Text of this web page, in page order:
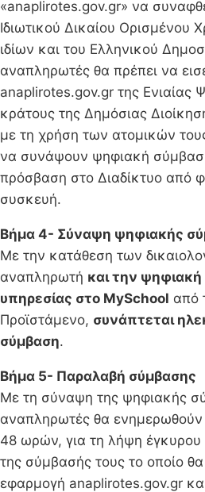
«anaplirotes.gov.gr» να
Ιδιωτικού Δικαίου Ορισμένου
ιδίων και του Ελληνικού
αναπληρωτές θα πρέπει να
anaplirotes.gov.gr της Ενιαίας
κράτους της Δημόσιας
με τη χρήση των ατομικών
να συνάψουν ψηφιακή
πρόσβαση στο Διαδίκτυο από
συσκευή.
Βήμα 4- Σύναψη ψηφιακής
Με την κατάθεση των
αναπληρωτή και την
υπηρεσίας στο MySchool από
Προϊστάμενο, συνάπτεται
σύμβαση.
Βήμα 5- Παραλαβή σύμβασης
Με τη σύναψη της ψηφιακής
αναπληρωτές θα
48 ωρών, για τη λήψη
της σύμβασής τους το οποίο θα
εφαρμογή anaplirotes.gov.gr